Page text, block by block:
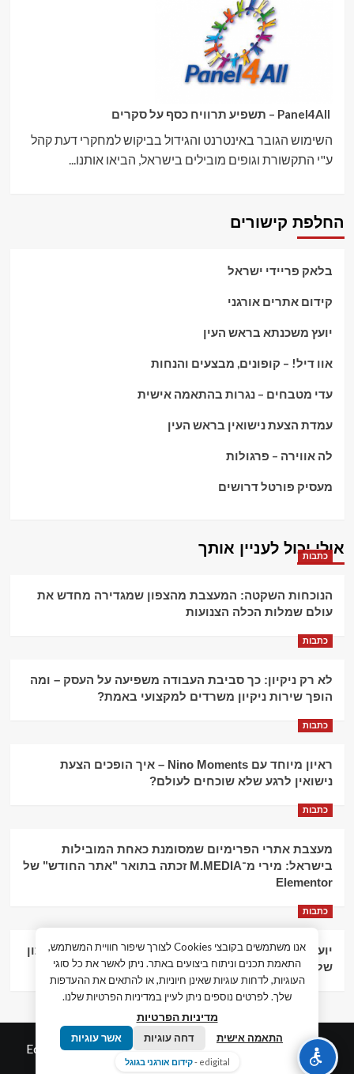
השימוש הגובר באינטרנט והגידול בביקוש למחקרי דעת קהל
ע"י התקשורת וגופים מובילים בישראל, הביאו אותנו...
החלפת קישורים
בלאק פריידי ישראל
קידום אתרים אורגני
יועץ משכנתא בראש העין
אוו דיל! – קופונים, מבצעים והנחות
עדי מטבחים – נגרות בהתאמה אישית
עמדת הצעת נישואין בראש העין
לה אווירה – פרגולות
מעסיק פורטל דרושים
אולי יכול לעניין אותך
כתבות
הנוכחות השקטה: המעצבת מהצפון שמגדירה מחדש את
עולם שמלות הכלה הצנועות
כתבות
לא רק ניקיון: כך סביבת העבודה משפיעה על העסק – ומה
הופך שירות ניקיון משרדים למקצועי באמת?
כתבות
ראיון מיוחד עם Nino Moments – איך הופכים הצעת
נישואין לרגע שלא שוכחים לעולם?
כתבות
מעצבת אתרי הפרימיום שמסומנת כאחת המובילות
בישראל: מירי מ־M.MEDIA זכתה בתואר "אתר החודש" של
Elementor
כתבות
יועץ עסקי וליווי פיננסי – הדרך לצמיחה כלכלית וניהול נכון
של העסק
© כל הזכויות שמורות חדשות המאה ה-21 |
Edigital.co.ilby
אלימלך דיגיטל.
אנו משתמשים בקובצי Cookies לצורך שיפור חוויית המשתמש,
התאמת תכנים וניתוח ביצועים באתר. ניתן לאשר את כל סוגי
העוגיות, לדחות עוגיות שאינן חיוניות, או להתאים את ההעדפות
שלך. לפרטים נוספים ניתן לעיין במדיניות הפרטיות שלנו.
מדיניות הפרטיות
התאמה אישית דחה עוגיות אשר עוגיות
edigital - קידום אורגני בגוגל